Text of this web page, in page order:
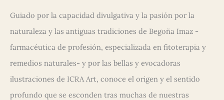
Guiado por la capacidad divulgativa y la pasión por la
naturaleza y las antiguas tradiciones de Begoña Imaz -
farmacéutica de profesión, especializada en fitoterapia y
remedios naturales- y por las bellas y evocadoras
ilustraciones de ICRA Art, conoce el origen y el sentido
profundo que se esconden tras muchas de nuestras